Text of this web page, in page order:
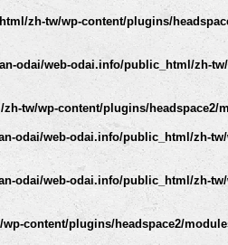
zh-tw/wp-content/plugins/
odai/web-odai.info/public_html/zh-
tw/wp-content/plugins/headspace2/
odai/web-odai.info/public_html/zh-
odai/web-odai.info/public_html/zh-
content/plugins/headspace2/